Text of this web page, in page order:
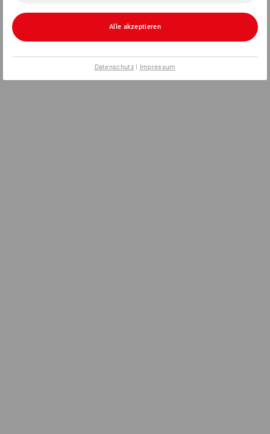
Alle akzeptieren
Datenschutz| Impressum